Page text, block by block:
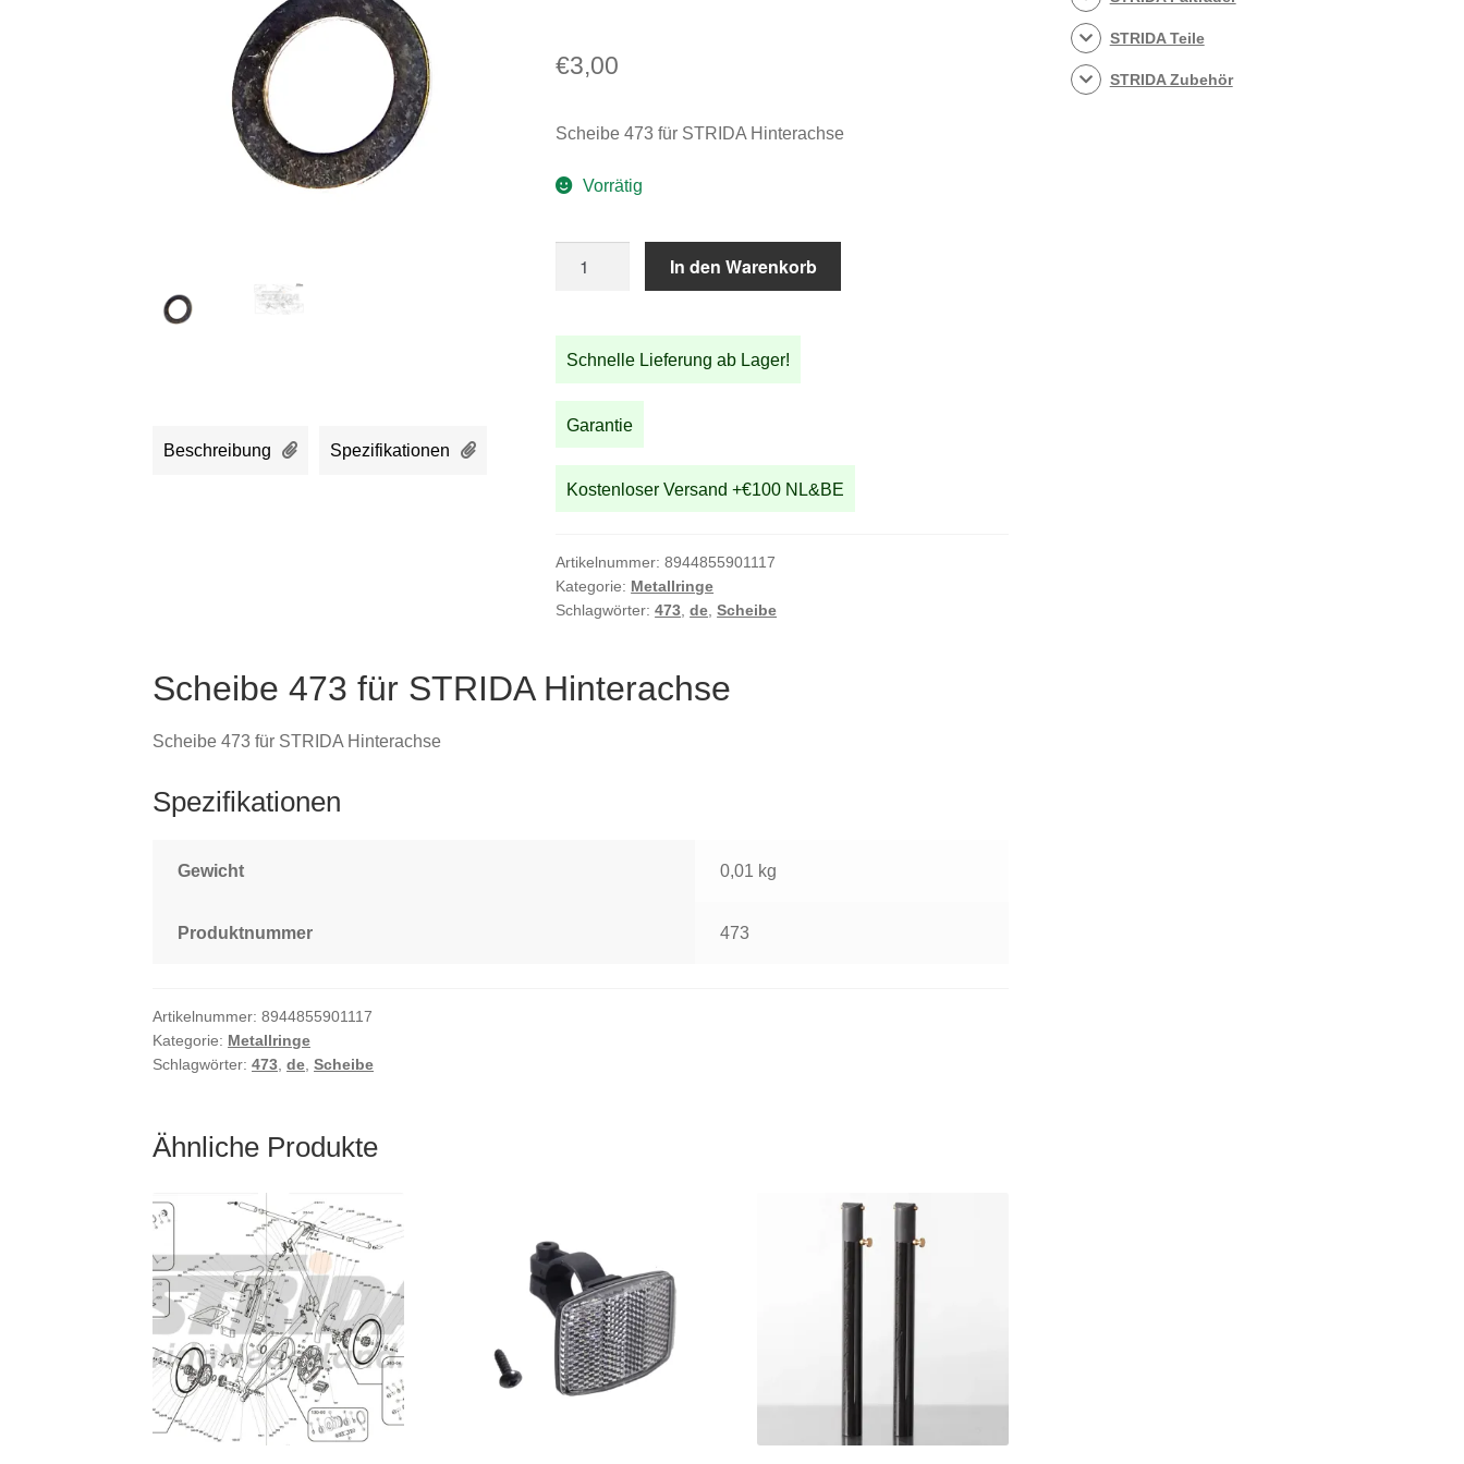
€3,00
Scheibe 473 für STRIDA Hinterachse
Vorrätig
STRIDA
Hinterachse
In den Warenkorb
Schnelle Lieferung ab Lager!
Garantie
Kostenloser Versand +€100 NL&BE
Artikelnummer:8944855901117
Kategorie: Metallringe
Schlagwörter:473 ,de ,Scheibe
Beschreibung Spezifikationen
Scheibe 473 für STRIDA Hinterachse
Scheibe 473 für STRIDA Hinterachse
Spezifikationen
Gewicht 0,01 kg
Produktnummer 473
Artikelnummer:8944855901117
Kategorie: Metallringe
Schlagwörter:473,de,Scheibe
Ähnliche Produkte
STRIDA Teile
STRIDA Zubehör